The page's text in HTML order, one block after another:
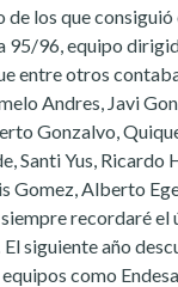
de los que consiguió
95/96, equipo
entre otros
Andres, Javi
Gonzalvo,
Santi Yus, Ricardo
Gomez, Alberto
recordaré
siguiente año
como